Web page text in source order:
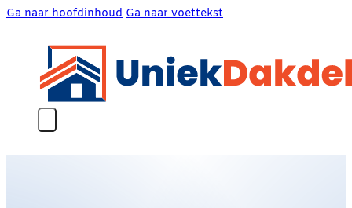
Ga naar hoofdinhoud Ga naar voettekst